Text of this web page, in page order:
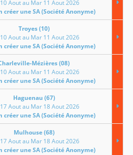
Aout au Mar 11 Aout 2026
créer une SA (Société Anonyme)
Troyes (10)
Aout au Mar 11 Aout 2026
créer une SA (Société Anonyme)
Mézières (08)
Aout au Mar 11 Aout 2026
créer une SA (Société Anonyme)
Haguenau (67)
Aout au Mar 18 Aout 2026
créer une SA (Société Anonyme)
Mulhouse (68)
Aout au Mar 18 Aout 2026
créer une SA (Société Anonyme)